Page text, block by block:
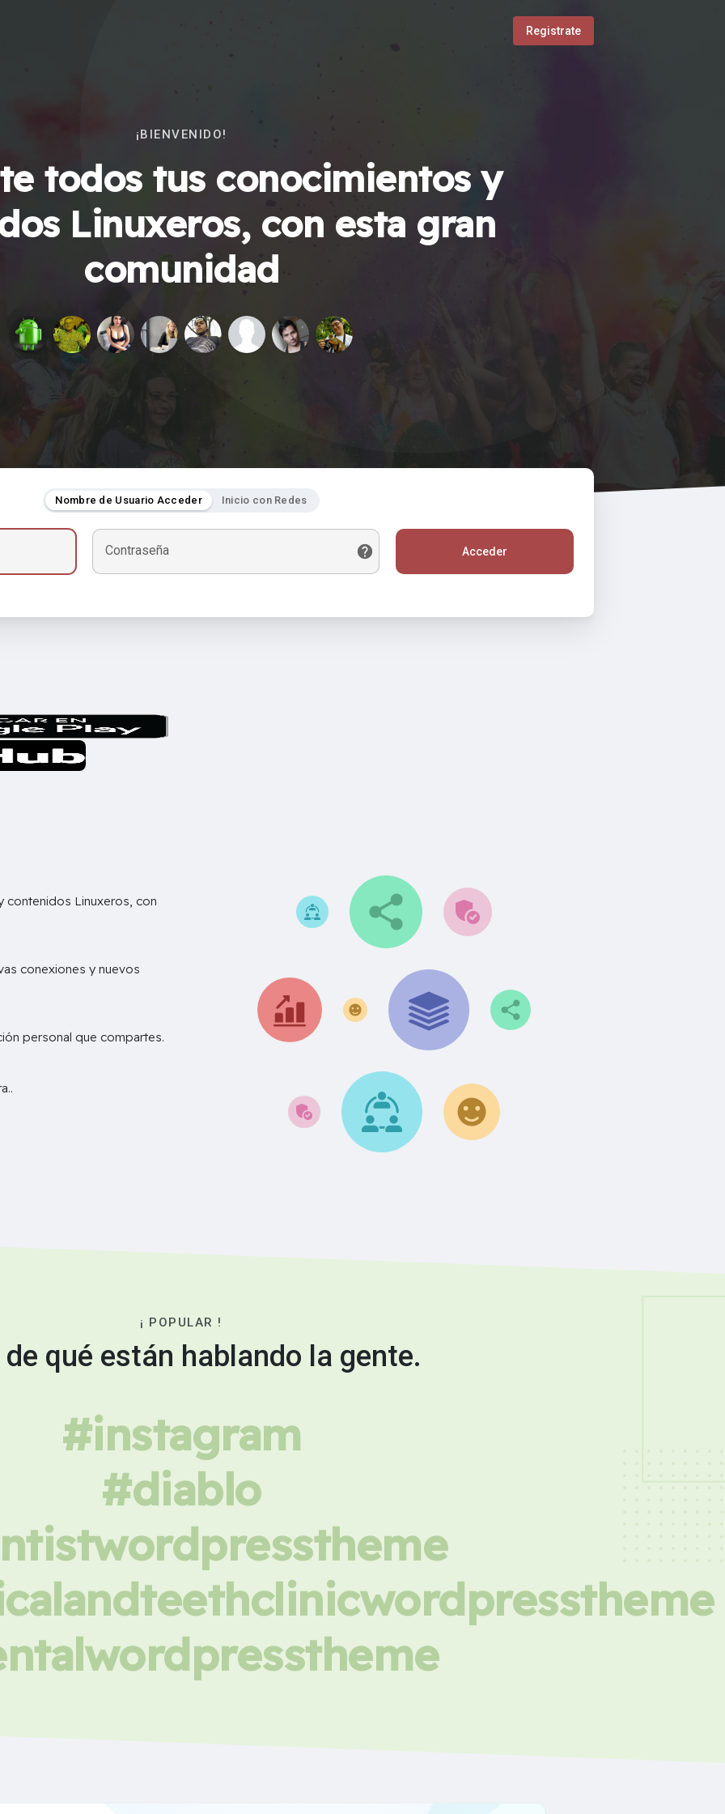
Registrate
¡BIENVENIDO!
todos tus conocimientos y
Linuxeros, con esta gran
comunidad
Nombre de Usuario Acceder Inicio con Redes
Contraseña Acceder
Linuxeros, con
conexiones y nuevos
personal que compartes.
¡ POPULAR !
qué están hablando la gente.
#instagram
#diablo